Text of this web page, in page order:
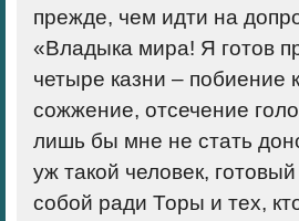
прежде, чем идти на
«Владыка мира! Я готов
четыре казни – побиение
сожжение, отсечение
лишь бы мне не стать
уж такой человек,
собой ради Торы и тех,